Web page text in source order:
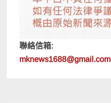
聯絡信箱:
mknews1688@gmail.com